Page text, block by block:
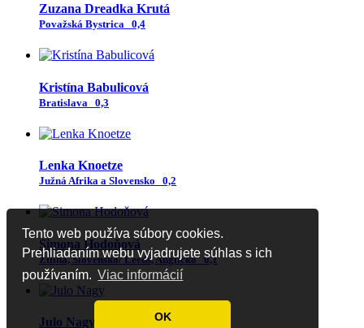
Tento web používa súbory cookies.
Prehliadaním webu vyjadrujete súhlas s ich
používaním. Viac informácií
OK
Zuzana Dreadka Krutá
Považská Bystrica 0,4
Kristína Babulicová
Bratislava 0,3
Lenka Knoetze
Južná Afrika a Slovensko 0,2
Simona Hodoňová
Žilina, Slovensko/ Leeds, Anglicko 0,1
Julo Nagy